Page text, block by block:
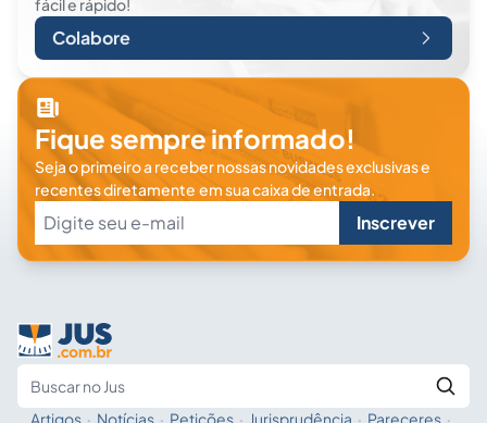
fácil e rápido!
Colabore
Fique sempre informado!
Seja o primeiro a receber nossas novidades exclusivas e
recentes diretamente em sua caixa de entrada.
Inscrever
Artigos · Notícias · Petições · Jurisprudência · Pareceres ·